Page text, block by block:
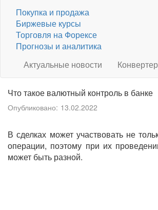
Покупка и продажа
Биржевые курсы
Торговля на Форексе
Прогнозы и аналитика
Актуальные новости
Что такое валютный контроль в банке
Опубликовано: 13.02.2022
В сделках может участвовать не
операции, поэтому при их
может быть разной.